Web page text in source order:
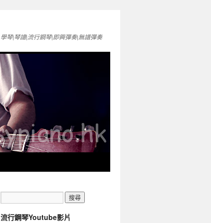
學琴|琴譜|流行鋼琴|即興彈奏|無譜彈奏
流行鋼琴Youtube影片